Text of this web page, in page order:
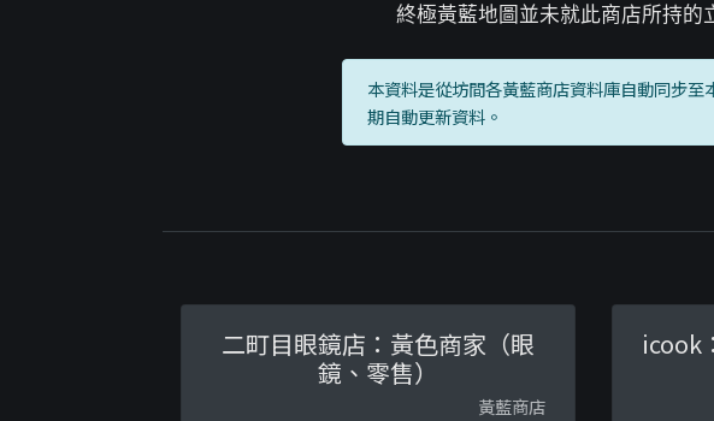
終極黃藍地圖並未就此商店所持的
本資料是從坊間各黃藍商店資料庫自動同步
期自動更新資料。
二町目眼鏡店：黃色商家（眼
鏡、零售）
黃藍商店
icook